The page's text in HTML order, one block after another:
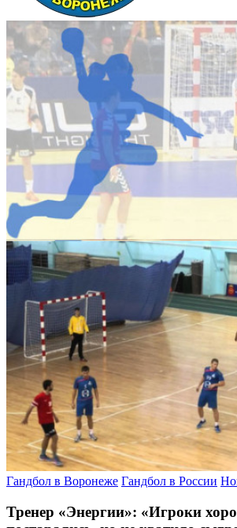
Гандбол в Воронеже Гандбол в России
Тренер «Энергии»: «Игроки